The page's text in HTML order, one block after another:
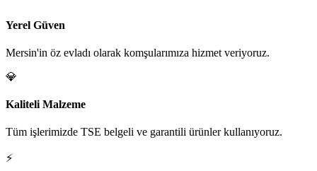
Yerel Güven
Mersin'in öz evladı olarak komşularımıza hizmet veriyoruz.
💎
Kaliteli Malzeme
Tüm işlerimizde TSE belgeli ve garantili ürünler kullanıyoruz.
⚡